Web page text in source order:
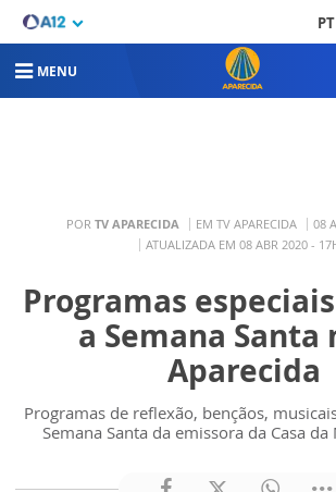
PT
MENU
POR TV APARECIDA EM TV APARECIDA
08
ATUALIZADA EM 08 ABR 2020 -
Programas
a Semana Santa
Aparecida
Programas de reflexão, bençãos,
Semana Santa da emissora da Casa